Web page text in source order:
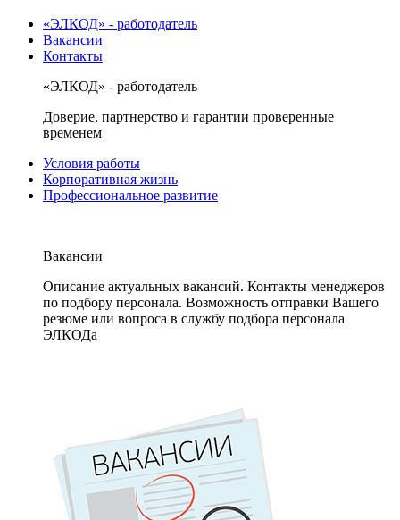
«ЭЛКОД» - работодатель
Вакансии
Контакты
«ЭЛКОД» - работодатель
Доверие, партнерство и гарантии проверенные
временем
Условия работы
Корпоративная жизнь
Профессиональное развитие
Вакансии
Описание актуальных вакансий. Контакты менеджеров
по подбору персонала. Возможность отправки Вашего
резюме или вопроса в службу подбора персонала
ЭЛКОДа